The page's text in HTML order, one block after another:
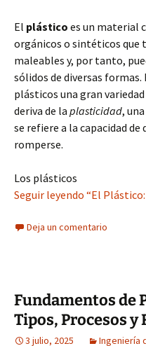
El plástico es un material
orgánicos o sintéticos que
maleables y, por tanto,
sólidos de diversas
plásticos una gran
deriva de la plasticidad,
se refiere a la capacidad
romperse.
Los plásticos
Seguir leyendo “El
Deja un comentario
Fundamentos de
Tipos, Procesos y
3 julio, 2025 Ingeniería